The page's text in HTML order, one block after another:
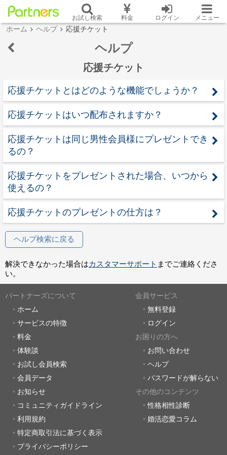
お試し検索 料金 ログイン メニュー
ホーム ヘルプ 応援チケット
ヘルプ
応援チケット
応援チケットとはどのような機能でしょうか？
応援チケットはいつ配布されますか？
応援チケットは同じ男性会員様にプレゼントでき
るの？
応援チケットをプレゼントされた場合、いつから
使えるの？
応援チケットのプレゼントの仕方は？
ヘルプ検索に戻る
解決できなかった場合はカスタマーサポート までご連絡くださ
い。
パートナーズについて
ホーム
サービスの特徴
料金
体験談
お試し会員検索
会員データ
お知らせ
コミュニティガイドライン
利用規約
特定商取引法に基づく表示
プライバシーポリシー
会員サービス
無料登録
ログイン
お困りの方へ
お問い合わせ
ヘルプ
パスワードが解らない
その他のコンテンツ
性格相性診断
婚活恋愛コラム